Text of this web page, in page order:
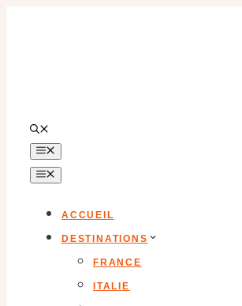
ACCUEIL
DESTINATIONS
FRANCE
ITALIE